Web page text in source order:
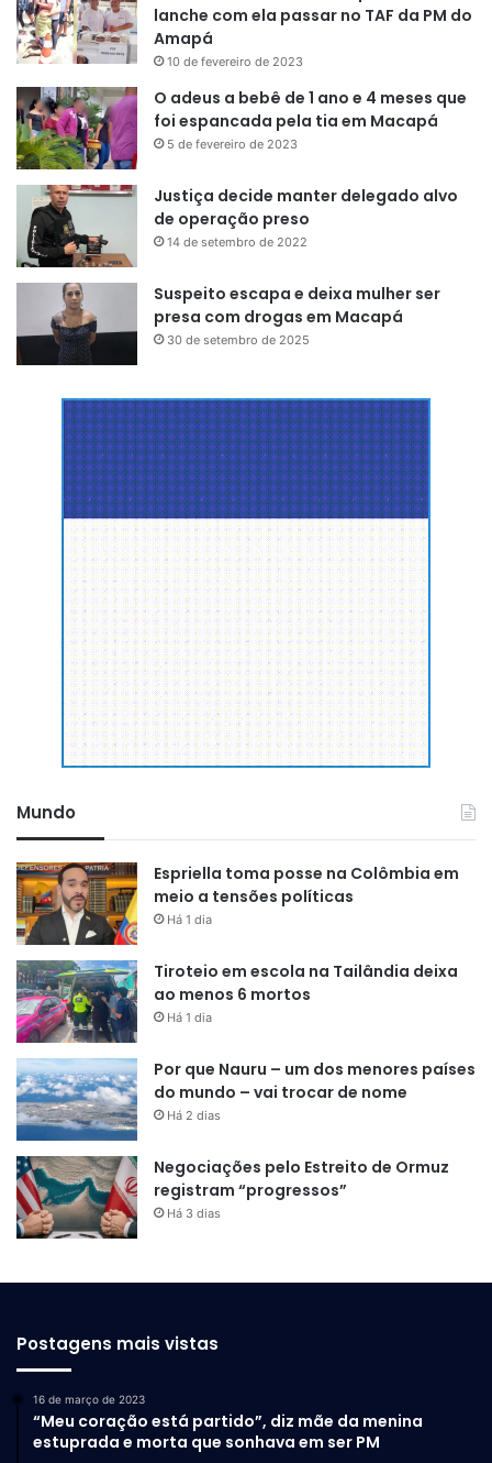
lanche com ela passar no TAF da PM do
Amapá
10 de fevereiro de 2023
O adeus a bebê de 1 ano e 4 meses que
foi espancada pela tia em Macapá
5 de fevereiro de 2023
Justiça decide manter delegado alvo
de operação preso
14 de setembro de 2022
Suspeito escapa e deixa mulher ser
presa com drogas em Macapá
30 de setembro de 2025
Mundo
Espriella toma posse na Colômbia em
meio a tensões políticas
Há 1 dia
Tiroteio em escola na Tailândia deixa
ao menos 6 mortos
Há 1 dia
Por que Nauru – um dos menores países
do mundo – vai trocar de nome
Há 2 dias
Negociações pelo Estreito de Ormuz
registram “progressos”
Há 3 dias
Postagens mais vistas
16 de março de 2023
“Meu coração está partido”, diz mãe da menina
estuprada e morta que sonhava em ser PM